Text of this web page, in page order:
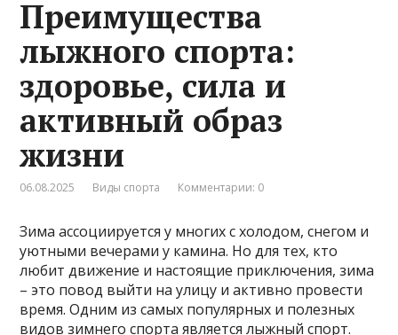
Преимущества
лыжного спорта:
здоровье, сила и
активный образ
жизни
06.08.2025 Виды спорта Комментарии: 0
Зима ассоциируется у многих с холодом, снегом и
уютными вечерами у камина. Но для тех, кто
любит движение и настоящие приключения, зима
– это повод выйти на улицу и активно провести
время. Одним из самых популярных и полезных
видов зимнего спорта является лыжный спорт.